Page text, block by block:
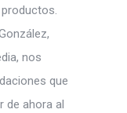
nos
que
de ahora al